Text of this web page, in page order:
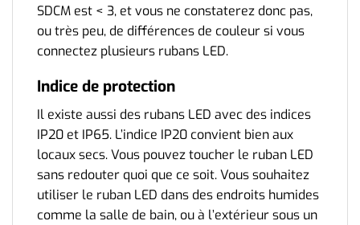
SDCM est < 3, et vous ne constaterez donc pas,
ou très peu, de différences de couleur si vous
connectez plusieurs rubans LED.
Indice de protection
Il existe aussi des rubans LED avec des indices
IP20 et IP65. L’indice IP20 convient bien aux
locaux secs. Vous pouvez toucher le ruban LED
sans redouter quoi que ce soit. Vous souhaitez
utiliser le ruban LED dans des endroits humides
comme la salle de bain, ou à l’extérieur sous un